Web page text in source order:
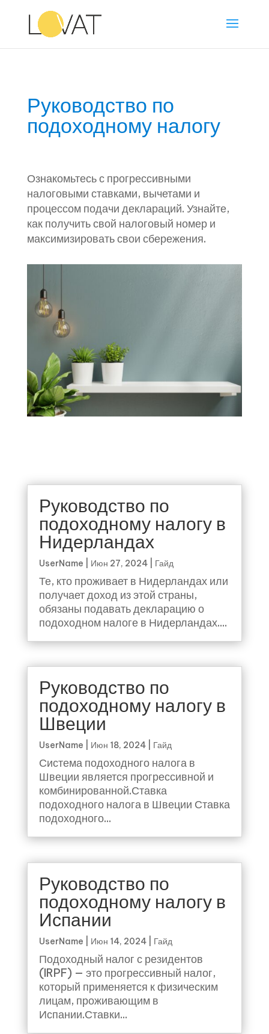
Руководство по
подоходному налогу
Ознакомьтесь с прогрессивными
налоговыми ставками, вычетами и
процессом подачи деклараций. Узнайте,
как получить свой налоговый номер и
максимизировать свои сбережения.
Руководство по
подоходному налогу в
Нидерландах
UserName Июн 27, 2024| Гайд
Те, кто проживает в Нидерландах или
получает доход из этой страны,
обязаны подавать декларацию о
подоходном налоге в Нидерландах....
Руководство по
подоходному налогу в
Швеции
UserName Июн 18, 2024| Гайд
Система подоходного налога в
Швеции является прогрессивной и
комбинированной.Ставка
подоходного налога в Швеции Ставка
подоходного...
Руководство по
подоходному налогу в
Испании
UserName Июн 14, 2024| Гайд
Подоходный налог с резидентов
(IRPF) — это прогрессивный налог,
который применяется к физическим
лицам, проживающим в
Испании.Ставки...